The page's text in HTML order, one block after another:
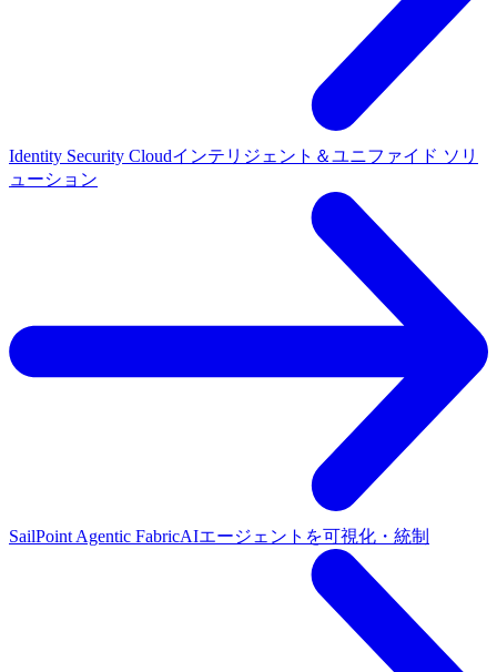
Identity Security Cloudインテリジェント＆ユニファイド ソリ
ューション
SailPoint Agentic FabricAIエージェントを可視化・統制